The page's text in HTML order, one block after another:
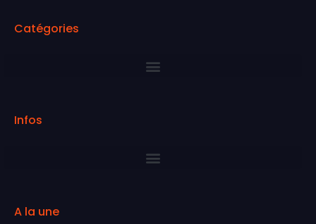
Catégories
Infos
A la une